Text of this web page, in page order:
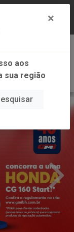
×
aos
sua região